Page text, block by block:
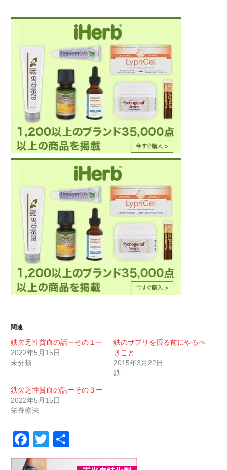
関連
鉄欠乏性貧血の話ーその１ー
2022年5月15日
未分類
鉄のサプリを摂る前にやるべ
きこと
2015年3月22日
鉄
鉄欠乏性貧血の話ーその３ー
2022年5月15日
栄養療法
Facebook
Twitter
有